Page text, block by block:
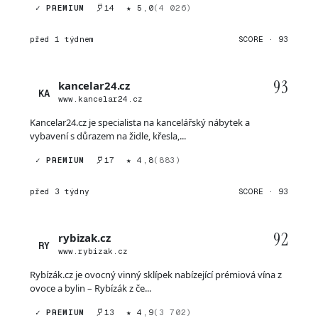
✓ PREMIUM 14 ★ 5,0(4 026)
před 1 týdnem SCORE · 93
KA
kancelar24.cz
www.kancelar24.cz
93
Kancelar24.cz je specialista na kancelářský nábytek a
vybavení s důrazem na židle, křesla,...
✓ PREMIUM 17 ★ 4,8(883)
před 3 týdny SCORE · 93
RY
rybizak.cz
www.rybizak.cz
92
Rybízák.cz je ovocný vinný sklípek nabízející prémiová vína z
ovoce a bylin – Rybízák z če...
✓ PREMIUM 13 ★ 4,9(3 702)